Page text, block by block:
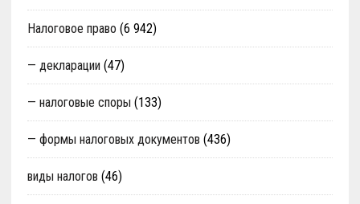
Налоговое право (6 942)
— декларации (47)
— налоговые споры (133)
— формы налоговых документов (436)
виды налогов (46)